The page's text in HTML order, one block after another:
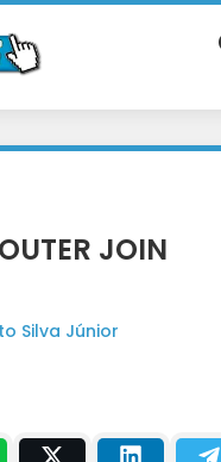
JOIN
Silva Júnior